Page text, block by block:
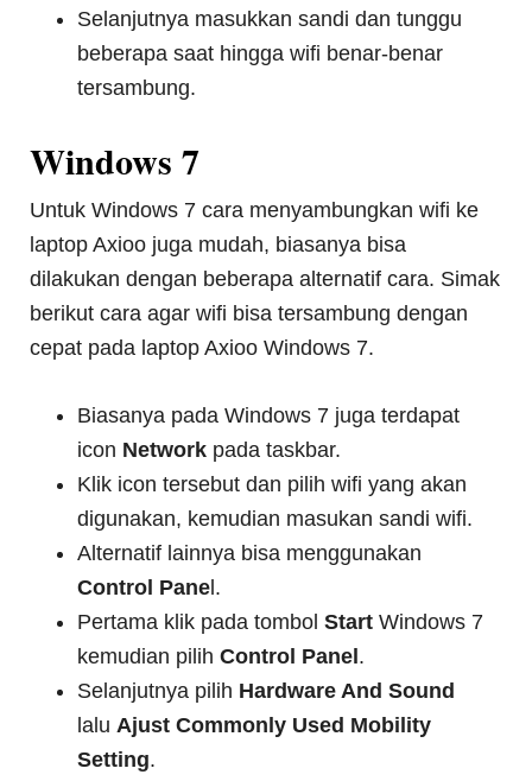
Selanjutnya masukkan sandi dan tunggu
beberapa saat hingga wifi benar-benar
tersambung.
Windows 7
Untuk Windows 7 cara menyambungkan wifi ke
laptop Axioo juga mudah, biasanya bisa
dilakukan dengan beberapa alternatif cara. Simak
berikut cara agar wifi bisa tersambung dengan
cepat pada laptop Axioo Windows 7.
Biasanya pada Windows 7 juga terdapat
icon Network pada taskbar.
Klik icon tersebut dan pilih wifi yang akan
digunakan, kemudian masukan sandi wifi.
Alternatif lainnya bisa menggunakan
Control Pane l.
Pertama klik pada tombolStart Windows 7
kemudian pilih Control Panel .
Selanjutnya pilih Hardware And Sound
lalu Ajust Commonly Used Mobility
Setting.